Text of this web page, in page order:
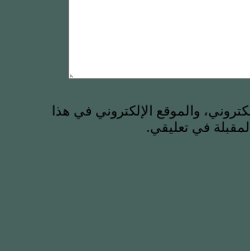
والموقع الإلكتروني في هذا
في تعليقي.